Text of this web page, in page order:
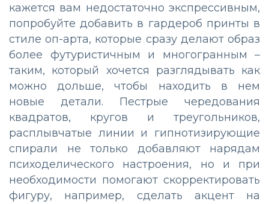
кажется вам недостаточно экспрессивным,
попробуйте добавить в гардероб принты в
стиле оп-арта, которые сразу делают образ
более футуристичным и многогранным –
таким, который хочется разглядывать как
можно дольше, чтобы находить в нем
новые детали. Пестрые чередования
квадратов, кругов и треугольников,
расплывчатые линии и гипнотизирующие
спирали не только добавляют нарядам
психоделического настроения, но и при
необходимости помогают скорректировать
фигуру, например, сделать акцент на